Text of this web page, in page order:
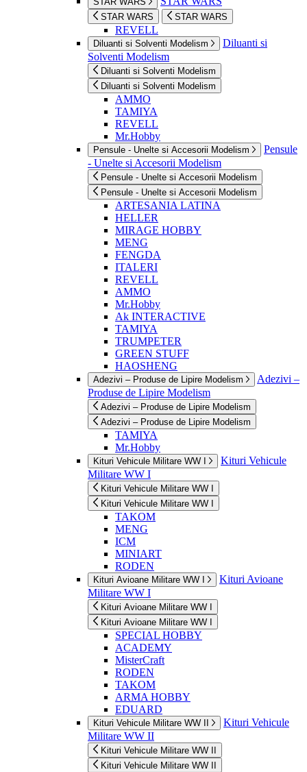
STAR WARS STAR WARS
REVELL
Diluanti si Solventi Modelism
Diluanti si
Solventi Modelism
Diluanti si Solventi Modelism
Diluanti si Solventi Modelism
AMMO
TAMIYA
REVELL
Mr.Hobby
Pensule - Unelte si Accesorii Modelism
Pensule
- Unelte si Accesorii Modelism
Pensule - Unelte si Accesorii Modelism
Pensule - Unelte si Accesorii Modelism
ARTESANIA LATINA
HELLER
MIRAGE HOBBY
MENG
FENGDA
ITALERI
REVELL
AMMO
Mr.Hobby
Ak INTERACTIVE
TAMIYA
TRUMPETER
GREEN STUFF
HAOSHENG
Adezivi – Produse de Lipire Modelism
Adezivi –
Produse de Lipire Modelism
Adezivi – Produse de Lipire Modelism
Adezivi – Produse de Lipire Modelism
TAMIYA
Mr.Hobby
Kituri Vehicule Militare WW I
Kituri Vehicule
Militare WW I
Kituri Vehicule Militare WW I
Kituri Vehicule Militare WW I
TAKOM
MENG
ICM
MINIART
RODEN
Kituri Avioane Militare WW I
Kituri Avioane
Militare WW I
Kituri Avioane Militare WW I
Kituri Avioane Militare WW I
SPECIAL HOBBY
ACADEMY
MisterCraft
RODEN
TAKOM
ARMA HOBBY
EDUARD
Kituri Vehicule Militare WW II
Kituri Vehicule
Militare WW II
Kituri Vehicule Militare WW II
Kituri Vehicule Militare WW II